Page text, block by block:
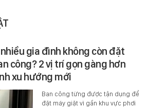
gia đình không còn đặt
công? 2 vị trí gọn gàng hơn
xu hướng mới
Ban công từng được tận dụng để
đặt máy giặt vì gần khu vực phơi